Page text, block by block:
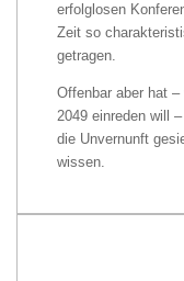
erfolglosen
Zeit so
getragen.
Offenbar aber hat
2049 einreden will
die Unvernunft
wissen.